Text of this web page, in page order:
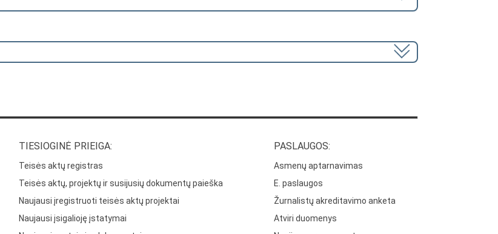
TIESIOGINĖ PRIEIGA:
Teisės aktų registras
Teisės aktų, projektų ir susijusių dokumentų paieška
Naujausi įregistruoti teisės aktų projektai
Naujausi įsigalioję įstatymai
PASLAUGOS:
Asmenų aptarnavimas
E. paslaugos
Žurnalistų akreditavimo anketa
Atviri duomenys